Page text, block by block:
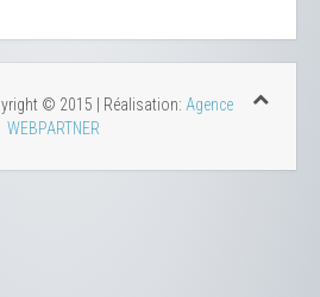
© 2015 | Réalisation: Agence
WEBPARTNER